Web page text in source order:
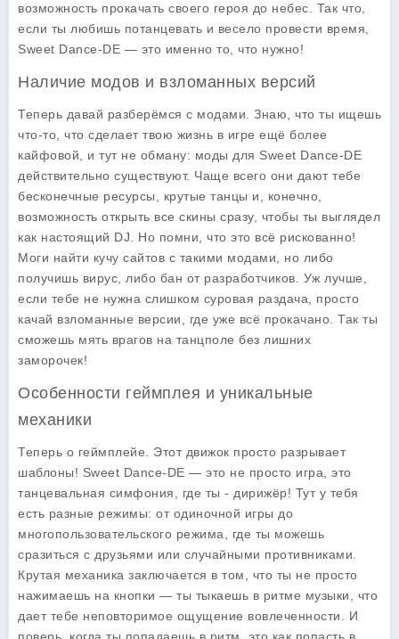
возможность прокачать своего героя до небес. Так что,
если ты любишь потанцевать и весело провести время,
Sweet Dance-DE — это именно то, что нужно!
Наличие модов и взломанных версий
Теперь давай разберёмся с модами. Знаю, что ты ищешь
что-то, что сделает твою жизнь в игре ещё более
кайфовой, и тут не обману: моды для Sweet Dance-DE
действительно существуют. Чаще всего они дают тебе
бесконечные ресурсы, крутые танцы и, конечно,
возможность открыть все скины сразу, чтобы ты выглядел
как настоящий DJ. Но помни, что это всё рискованно!
Моги найти кучу сайтов с такими модами, но либо
получишь вирус, либо бан от разработчиков. Уж лучше,
если тебе не нужна слишком суровая раздача, просто
качай взломанные версии, где уже всё прокачано. Так ты
сможешь мять врагов на танцполе без лишних
заморочек!
Особенности геймплея и уникальные
механики
Теперь о геймплейе. Этот движок просто разрывает
шаблоны! Sweet Dance-DE — это не просто игра, это
танцевальная симфония, где ты - дирижёр! Тут у тебя
есть разные режимы: от одиночной игры до
многопользовательского режима, где ты можешь
сразиться с друзьями или случайными противниками.
Крутая механика заключается в том, что ты не просто
нажимаешь на кнопки — ты тыкаешь в ритме музыки, что
дает тебе неповторимое ощущение вовлеченности. И